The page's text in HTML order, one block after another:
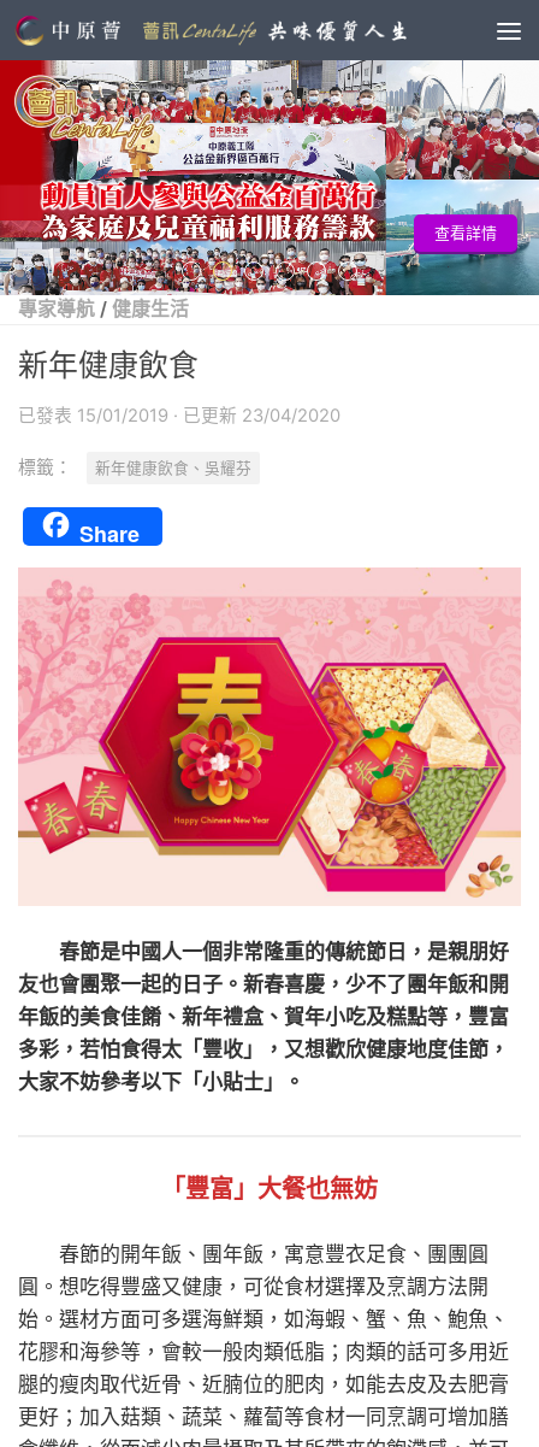
查看詳情
專家導航 / 健康生活
新年健康飲食
已發表 15/01/2019 · 已更新 23/04/2020
標籤： 新年健康飲食、吳耀芬
Share
春節是中國人一個非常隆重的傳統節日，是親朋好
友也會團聚一起的日子。新春喜慶，少不了團年飯和開
年飯的美食佳餚、新年禮盒、賀年小吃及糕點等，豐富
多彩，若怕食得太「豐收」，又想歡欣健康地度佳節，
大家不妨參考以下「小貼士」。
「豐富」大餐也無妨
春節的開年飯、團年飯，寓意豐衣足食、團團圓
圓。想吃得豐盛又健康，可從食材選擇及烹調方法開
始。選材方面可多選海鮮類，如海蝦、蟹、魚、鮑魚、
花膠和海參等，會較一般肉類低脂；肉類的話可多用近
腿的瘦肉取代近骨、近腩位的肥肉，如能去皮及去肥膏
更好；加入菇類、蔬菜、蘿蔔等食材一同烹調可增加膳